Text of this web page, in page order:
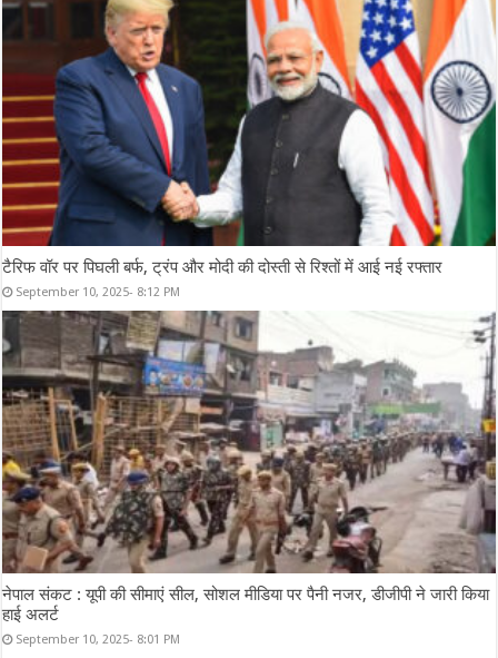
टैरिफ वॉर पर पिघली बर्फ, ट्रंप और मोदी की दोस्ती से रिश्तों में आई नई रफ्तार
September 10, 2025- 8:12 PM
नेपाल संकट : यूपी की सीमाएं सील, सोशल मीडिया पर पैनी नजर, डीजीपी ने जारी किया
हाई अलर्ट
September 10, 2025- 8:01 PM